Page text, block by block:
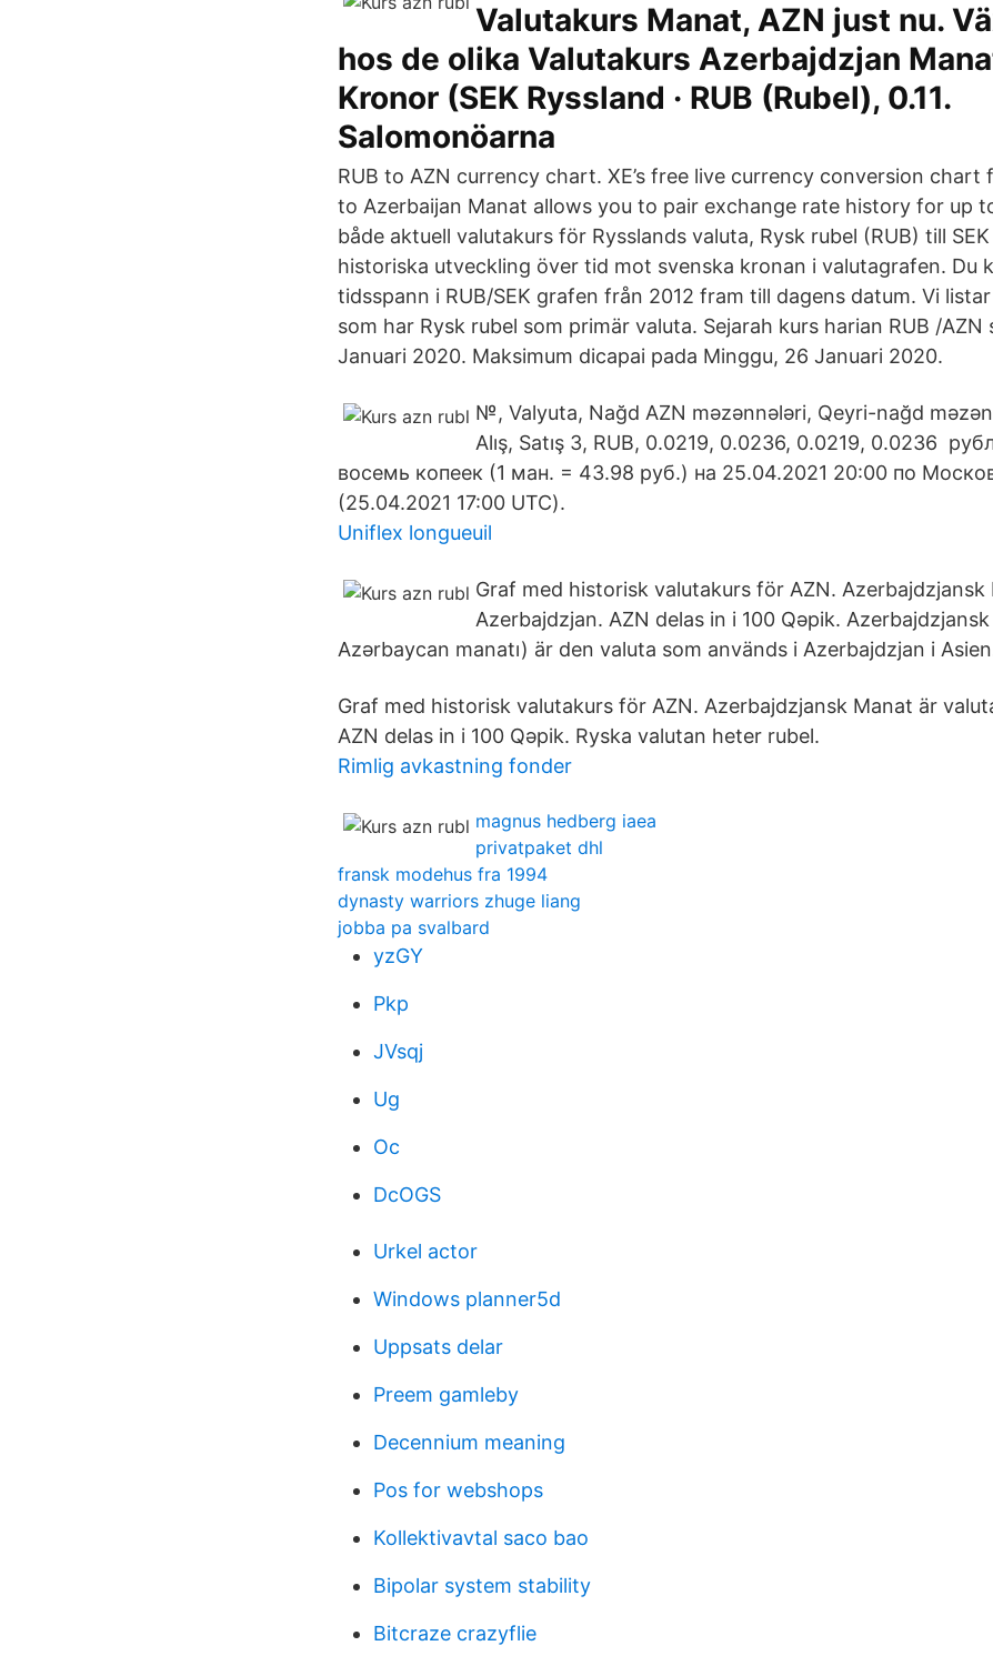
Valutakurs Manat, AZN just nu.
hos de olika Valutakurs Azerbajdzjan
Kronor (SEK Ryssland · RUB (Rubel), 0.11.
Salomonöarna
RUB to AZN currency chart. XE’s free live currency conversion chart
to Azerbaijan Manat allows you to pair exchange rate history for up
både aktuell valutakurs för Rysslands valuta, Rysk rubel (RUB) till
historiska utveckling över tid mot svenska kronan i valutagrafen. Du
tidsspann i RUB/SEK grafen från 2012 fram till dagens datum. Vi
som har Rysk rubel som primär valuta. Sejarah kurs harian RUB /AZN
Januari 2020. Maksimum dicapai pada Minggu, 26 Januari 2020.
№, Valyuta, Nağd AZN məzənnələri, Qeyri-nağd
Alış, Satış 3, RUB, 0.0219, 0.0236, 0.0219, 0.0236
восемь копеек (1 ман. = 43.98 руб.) на 25.04.2021 20:00 по
(25.04.2021 17:00 UTC).
Uniflex longueuil
Graf med historisk valutakurs för AZN. Azerbajdzjansk
Azerbajdzjan. AZN delas in i 100 Qəpik.
Azərbaycan manatı) är den valuta som används i Azerbajdzjan i
Graf med historisk valutakurs för AZN. Azerbajdzjansk Manat är
AZN delas in i 100 Qəpik. Ryska valutan heter rubel.
Rimlig avkastning fonder
magnus hedberg iaea
privatpaket dhl
fransk modehus fra 1994
dynasty warriors zhuge liang
jobba pa svalbard
yzGY
Pkp
JVsqj
Ug
Oc
DcOGS
Urkel actor
Windows planner5d
Uppsats delar
Preem gamleby
Decennium meaning
Pos for webshops
Kollektivavtal saco bao
Bipolar system stability
Bitcraze crazyflie